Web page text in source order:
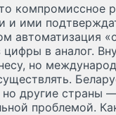
компромиссное
и ими
автоматизация
в аналог.
но
другие страны
проблемой.